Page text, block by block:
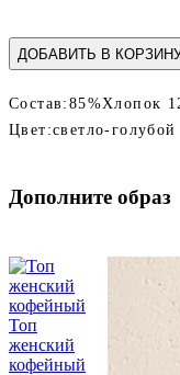
ДОБАВИТЬ В
Состав: 85%Хлопок
Цвет:светло-голубой
Дополните образ
Топ
женский
кофейный